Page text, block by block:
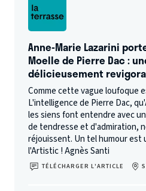
Anne-Marie Lazarini
Moelle de Pierre Dac :
délicieusement
Comme cette vague loufoque
L'intelligence de Pierre Dac,
les siens font entendre avec
de tendresse et d'admiration,
réjouissent. Un tel humour est
l'Artistic ! Agnès Santi
TÉLÉCHARGER L’ARTICLE